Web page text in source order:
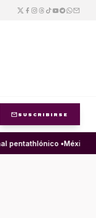
mail SUSCRIBIRSE
•México y